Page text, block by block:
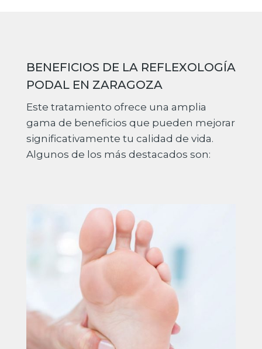
BENEFICIOS DE LA REFLEXOLOGÍA
PODAL EN ZARAGOZA
Este tratamiento ofrece una amplia
gama de beneficios que pueden mejorar
significativamente tu calidad de vida.
Algunos de los más destacados son: